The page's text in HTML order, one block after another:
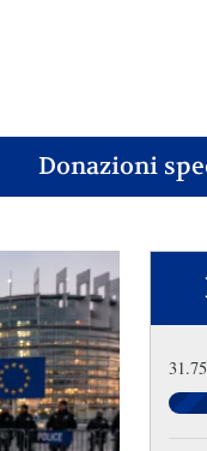
Donazioni